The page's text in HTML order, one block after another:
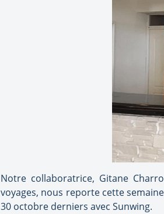
Notre collaboratrice, Gitane
voyages, nous reporte cette
30 octobre derniers avec Sunwing.